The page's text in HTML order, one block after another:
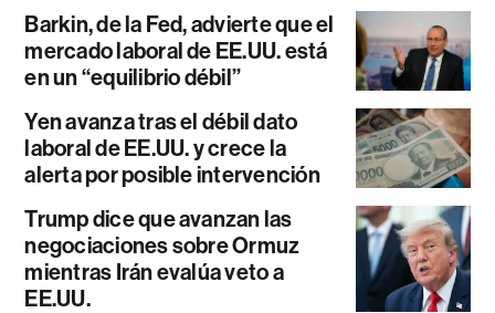
Barkin, de la Fed, advierte que el
mercado laboral de EE.UU. está
en un “equilibrio débil”
Yen avanza tras el débil dato
laboral de EE.UU. y crece la
alerta por posible intervención
Trump dice que avanzan las
negociaciones sobre Ormuz
mientras Irán evalúa veto a
EE.UU.